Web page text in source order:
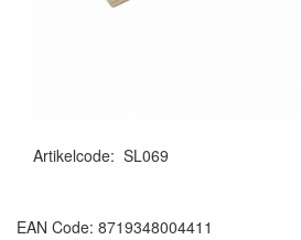
Artikelcode: SL069
EAN Code: 8719348004411